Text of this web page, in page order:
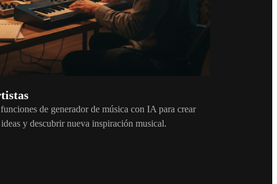
de generador de música con IA para crear
y descubrir nueva inspiración musical.